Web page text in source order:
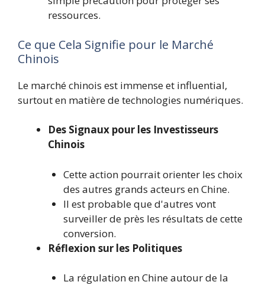
ressources.
Ce que Cela Signifie pour le Marché
Chinois
Le marché chinois est immense et influential,
surtout en matière de technologies numériques.
Des Signaux pour les Investisseurs
Chinois
Cette action pourrait orienter les choix
des autres grands acteurs en Chine.
Il est probable que d'autres vont
surveiller de près les résultats de cette
conversion.
Réflexion sur les Politiques
La régulation en Chine autour de la